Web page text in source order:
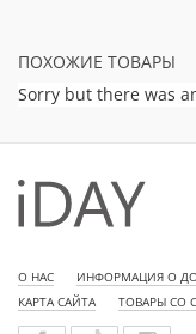
ПОХОЖИЕ ТОВАРЫ
Sorry but there was
О НАС ИНФОРМАЦИЯ О
КАРТА САЙТА
ТОВАРЫ СО